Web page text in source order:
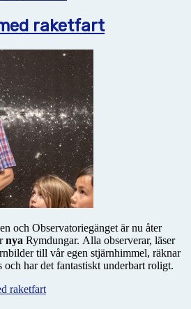
raketfart
och Observatoriegänget är nu åter
nya Rymdungar. Alla observerar, läser
till vår egen stjärnhimmel, räknar
och har det fantastiskt underbart roligt.
raketfart